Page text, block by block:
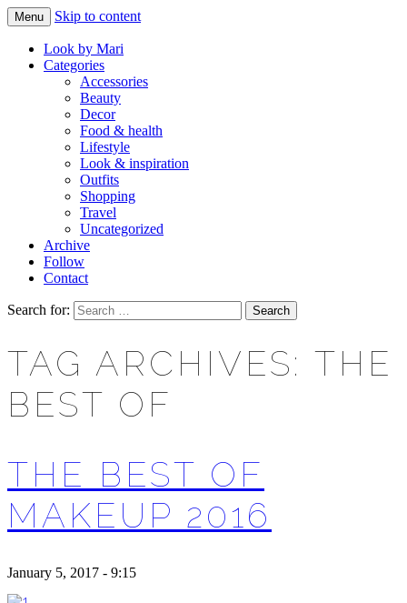
LOOK BY MARI
Makeup & beauty blog
Menu Skip to content
Look by Mari
Categories
Accessories
Beauty
Decor
Food & health
Lifestyle
Look & inspiration
Outfits
Shopping
Travel
Uncategorized
Archive
Follow
Contact
Search for:
TAG ARCHIVES: THE
BEST OF
THE BEST OF
MAKEUP 2016
January 5, 2017 - 9:15